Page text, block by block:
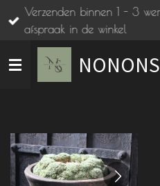
Ga
direct
de
hoofdinhoud
Verzenden binnen 1 - 3
afspraak in de winkel